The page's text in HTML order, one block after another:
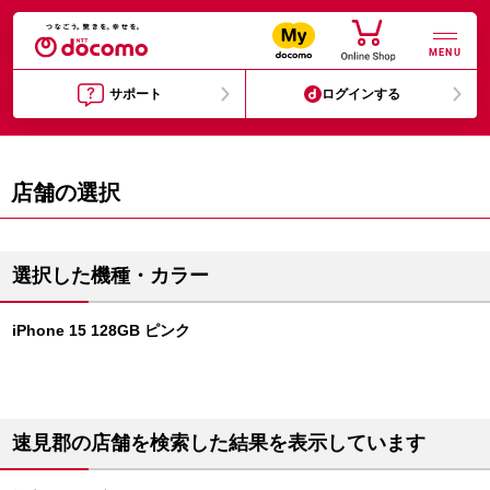
MENU
サポート ログインする
店舗の選択
選択した機種・カラー
iPhone 15 128GB ピンク
速見郡の店舗を検索した結果を表示しています